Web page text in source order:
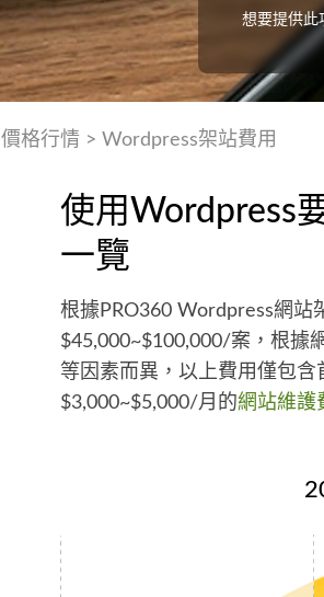
想要提供此
價格行情> Wordpress架站費用
使用Wordpress
一覽
根據PRO360 Wordpress網站
$45,000~$100,000/案，根據
等因素而異，以上費用僅包
$3,000~$5,000/月的網站維護